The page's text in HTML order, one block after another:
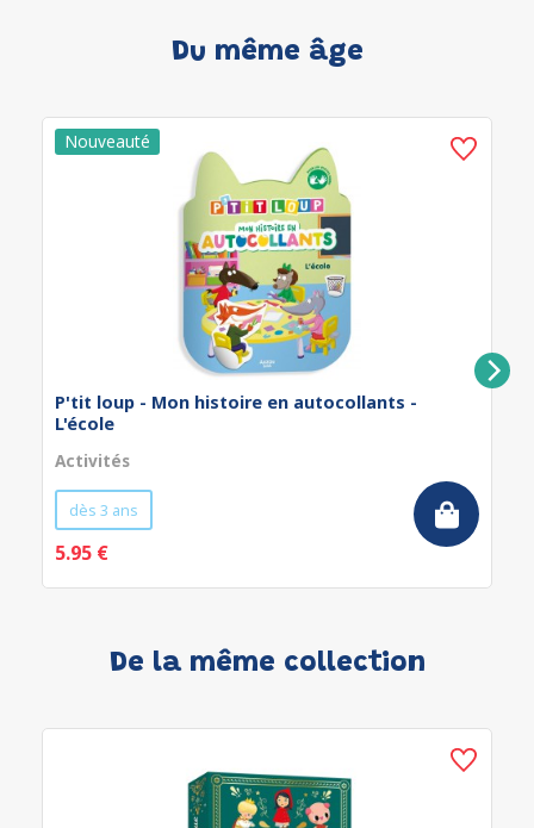
Du même âge
P'tit loup - Mon histoire en autocollants -
L'école
Activités
dès 3 ans
5.95 €
De la même collection